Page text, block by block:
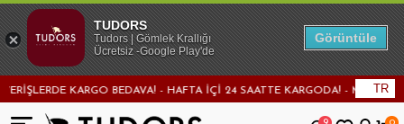
KARGO BEDAVA! - HAFTA İÇİ 24 SAATTE KARGODA! - MAĞAZADAN
TR
TUDORS
Tudors | Gömlek Krallığı
Ücretsiz -Google Play'de
Görüntüle